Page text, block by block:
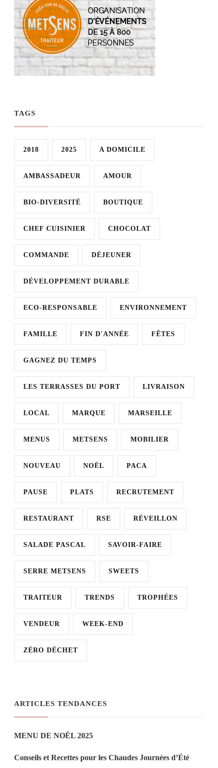
TAGS
2018 2025 A DOMICILE
AMBASSADEUR AMOUR
BIO-DIVERSITÉ BOUTIQUE
CHEF CUISINIER CHOCOLAT
COMMANDE DÉJEUNER
DÉVELOPPEMENT DURABLE
ECO-RESPONSABLE ENVIRONNEMENT
FAMILLE FIN D'ANNÉE FÊTES
GAGNEZ DU TEMPS
LES TERRASSES DU PORT LIVRAISON
LOCAL MARQUE MARSEILLE
MENUS METSENS MOBILIER
NOUVEAU NOËL PACA
PAUSE PLATS RECRUTEMENT
RESTAURANT RSE RÉVEILLON
SALADE PASCAL SAVOIR-FAIRE
SERRE METSENS SWEETS
TRAITEUR TRENDS TROPHÉES
VENDEUR WEEK-END
ZÉRO DÉCHET
ARTICLES TENDANCES
MENU DE NOËL 2025
Conseils et Recettes pour les Chaudes Journées d’Été